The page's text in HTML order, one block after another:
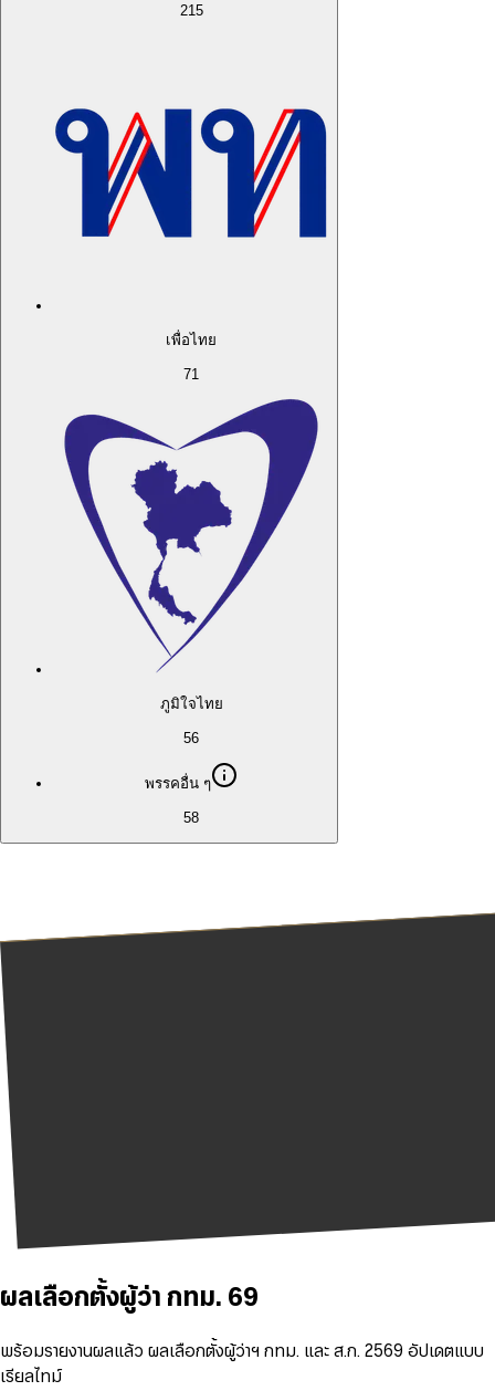
215
เพื่อไทย
71
ภูมิใจไทย
56
พรรคอื่น ๆ
58
ผลเลือกตั้งผู้ว่า กทม. 69
พร้อมรายงานผลแล้ว ผลเลือกตั้งผู้ว่าฯ กทม. และ ส.ก. 2569 อัปเดตแบบ
เรียลไทม์